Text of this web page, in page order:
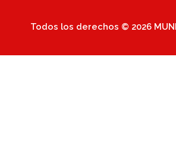
Todos los derechos © 2026